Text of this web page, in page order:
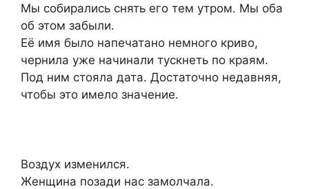
Мы собирались снять его тем утром. Мы оба
об этом забыли.
Её имя было напечатано немного криво,
чернила уже начинали тускнеть по краям.
Под ним стояла дата. Достаточно недавняя,
чтобы это имело значение.
Воздух изменился.
Женщина позади нас замолчала.